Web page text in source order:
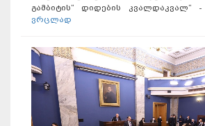
გამბიტის“ დიდების კვალდაკვალ“
ვრცლად